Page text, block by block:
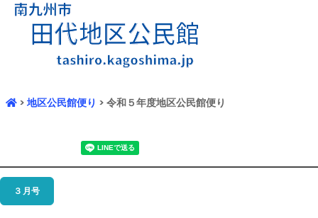
> 地区公民館便り > 令和５年度地区公民館便り
３月号